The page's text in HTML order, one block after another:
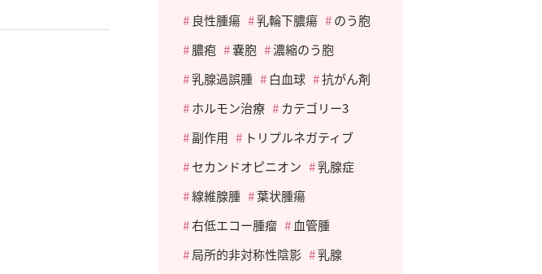
良性腫瘍
乳輪下膿瘍
のう胞
膿疱
嚢胞
濃縮のう胞
乳腺過誤腫
白血球
抗がん剤
ホルモン治療
カテゴリー3
副作用
トリプルネガティブ
セカンドオピニオン
乳腺症
線維腺腫
葉状腫瘍
右低エコー腫瘤
血管腫
局所的非対称性陰影
乳腺